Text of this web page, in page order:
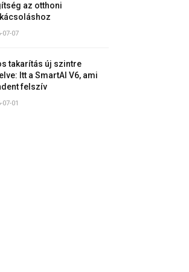
az otthoni
07-07
takarítás új szintre
Itt a SmartAI V6, ami
felszív
07-01